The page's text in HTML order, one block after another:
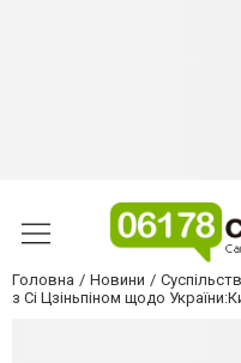
Головна Новини
з Сі Цзіньпіном щодо